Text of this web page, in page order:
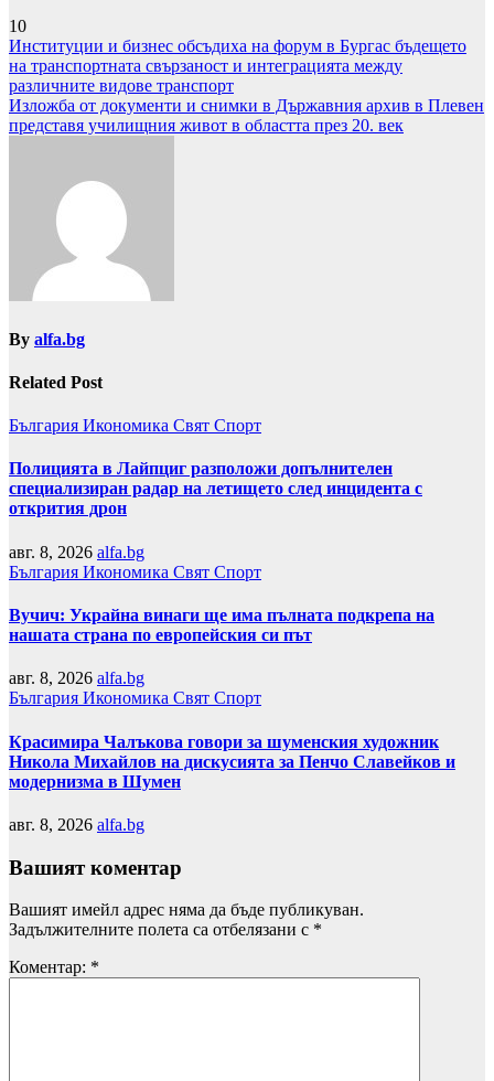
10
Навигация
Институции и бизнес обсъдиха на форум в Бургас бъдещето
на транспортната свързаност и интеграцията между
различните видове транспорт
Изложба от документи и снимки в Държавния архив в Плевен
представя училищния живот в областта през 20. век
By alfa.bg
Related Post
България Икономика Свят Спорт
Полицията в Лайпциг разположи допълнителен
специализиран радар на летището след инцидента с
открития дрон
авг. 8, 2026 alfa.bg
България Икономика Свят Спорт
Вучич: Украйна винаги ще има пълната подкрепа на
нашата страна по европейския си път
авг. 8, 2026 alfa.bg
България Икономика Свят Спорт
Красимира Чалъкова говори за шуменския художник
Никола Михайлов на дискусията за Пенчо Славейков и
модернизма в Шумен
авг. 8, 2026 alfa.bg
Вашият коментар
Вашият имейл адрес няма да бъде публикуван.
Задължителните полета са отбелязани с *
Коментар: *